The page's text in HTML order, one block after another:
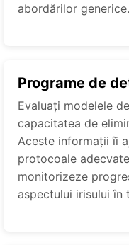
abordărilor generice.
Programe de
Evaluați modelele
capacitatea de
Aceste informații îi
protocoale
monitorizeze
aspectului irisului în